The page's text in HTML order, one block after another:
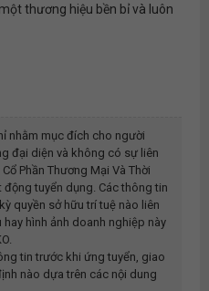
thương hiệu bền bỉ và luôn
nhằm mục đích cho người
đại diện và không có sự liên
Cổ Phần Thương Mại Và Thời
tuyển dụng. Các thông tin
quyền sở hữu trí tuệ nào liên
hình ảnh doanh nghiệp này
tin trước khi ứng tuyển, giao
nào dựa trên các nội dung